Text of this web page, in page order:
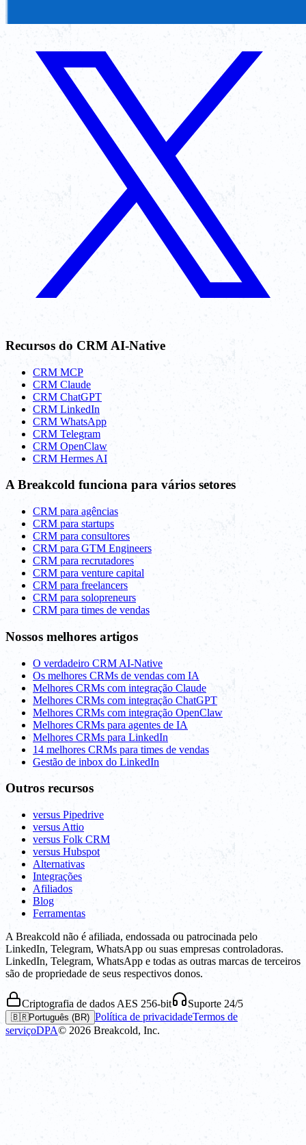
Recursos do CRM AI-Native
CRM MCP
CRM Claude
CRM ChatGPT
CRM LinkedIn
CRM WhatsApp
CRM Telegram
CRM OpenClaw
CRM Hermes AI
A Breakcold funciona para vários setores
CRM para agências
CRM para startups
CRM para consultores
CRM para GTM Engineers
CRM para recrutadores
CRM para venture capital
CRM para freelancers
CRM para solopreneurs
CRM para times de vendas
Nossos melhores artigos
O verdadeiro CRM AI-Native
Os melhores CRMs de vendas com IA
Melhores CRMs com integração Claude
Melhores CRMs com integração ChatGPT
Melhores CRMs com integração OpenClaw
Melhores CRMs para agentes de IA
Melhores CRMs para LinkedIn
14 melhores CRMs para times de vendas
Gestão de inbox do LinkedIn
Outros recursos
versus Pipedrive
versus Attio
versus Folk CRM
versus Hubspot
Alternativas
Integrações
Afiliados
Blog
Ferramentas
A Breakcold não é afiliada, endossada ou patrocinada pelo
LinkedIn, Telegram, WhatsApp ou suas empresas controladoras.
LinkedIn, Telegram, WhatsApp e todas as outras marcas de terceiros
são de propriedade de seus respectivos donos.
Criptografia de dados AES 256-bit Suporte 24/5
🇧🇷Português (BR) Política de privacidadeTermos de
serviçoDPA© 2026 Breakcold, Inc.